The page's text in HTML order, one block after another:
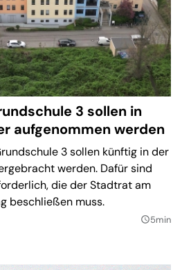
3 sollen in
aufgenommen werden
3 sollen künftig in der
werden. Dafür sind
die der Stadtrat am
beschließen muss.
query_builder5min